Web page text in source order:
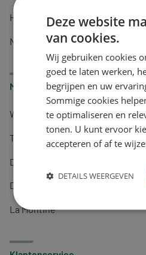
Huidverzorging
Nachtrust
Merken
Wapiti
Tai-Ginseng
Dermagíq
Draisma
La Montine
Deze website
van cookies.
Wij gebruiken cookies
goed te laten werken,
begrijpen en uw
Sommige cookies
te optimaliseren en
tonen. U kunt ervoor
accepteren of af te
DETAILS WEERGEVEN